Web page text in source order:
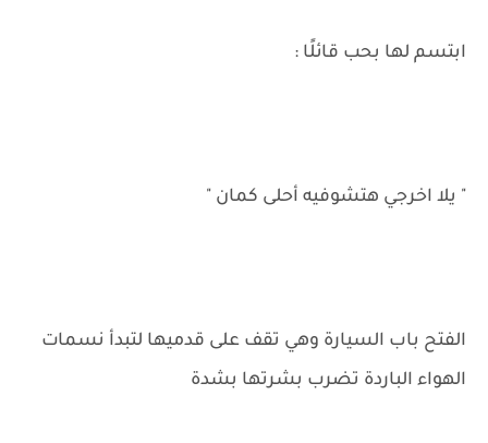
ابتسم لها بحب قائلًا :
" يلا اخرجي هتشوفيه أحلى كمان "
الفتح باب السيارة وهي تقف على قدميها لتبدأ نسمات
الهواء الباردة تضرب بشرتها بشدة